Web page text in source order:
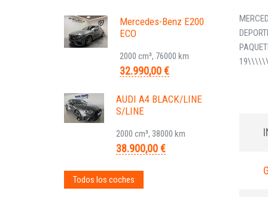
Mercedes-Benz E200
ECO
2000 cm³, 76000 km
32.990,00 €
AUDI A4 BLACK/LINE
S/LINE
2000 cm³, 38000 km
38.900,00 €
Todos los coches